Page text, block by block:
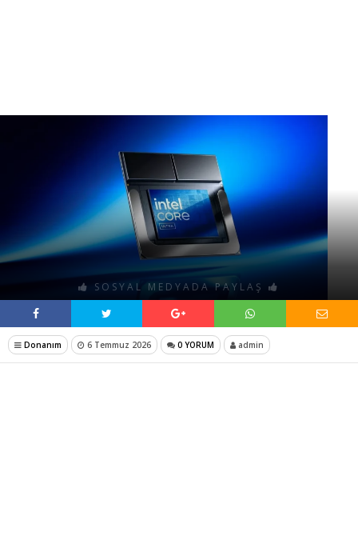
SOSYAL MEDYADA PAYLAŞ
Donanım 6 Temmuz 2026 0 YORUM admin